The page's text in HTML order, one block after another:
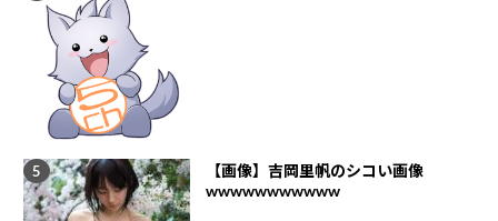
【画像】吉岡里帆のシコい画像
wwwwwwwwwww